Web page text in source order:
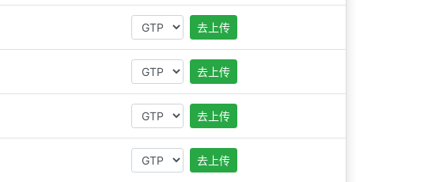
去上传
去上传
去上传
去上传